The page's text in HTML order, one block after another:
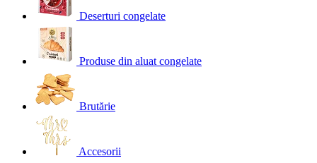
Deserturi congelate
Produse din aluat congelate
Brutărie
Accesorii